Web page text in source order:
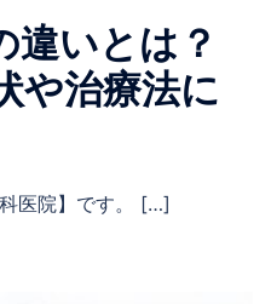
違いとは？
や治療法に
医院】​​です。 […]